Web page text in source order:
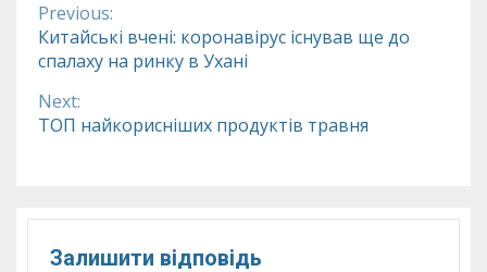
Continue
Reading
Previous:
Китайські вчені: коронавірус існував ще до
спалаху на ринку в Ухані
Next:
ТОП найкорисніших продуктів травня
Залишити відповідь